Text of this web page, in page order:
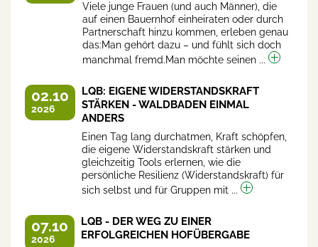
Viele junge Frauen (und auch Männer), die
auf einen Bauernhof einheiraten oder durch
Partnerschaft hinzu kommen, erleben genau
das:Man gehört dazu – und fühlt sich doch
manchmal fremd.Man möchte seinen ...
02.10
2026
LQB: EIGENE WIDERSTANDSKRAFT
STÄRKEN - WALDBADEN EINMAL
ANDERS
Einen Tag lang durchatmen, Kraft schöpfen,
die eigene Widerstandskraft stärken und
gleichzeitig Tools erlernen, wie die
persönliche Resilienz (Widerstandskraft) für
sich selbst und für Gruppen mit ...
07.10
2026
LQB - DER WEG ZU EINER
ERFOLGREICHEN HOFÜBERGABE